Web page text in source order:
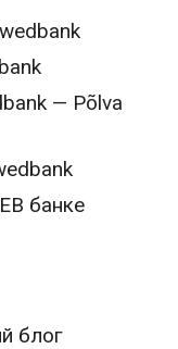
— Põlva
банке
блог